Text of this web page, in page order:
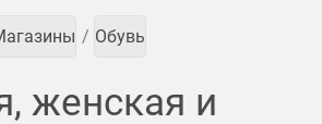
Обувь
женская и